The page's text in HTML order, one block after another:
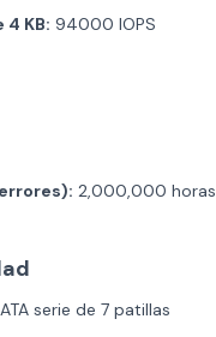
KB: 94000 IOPS
2,000,000 horas
serie de 7 patillas